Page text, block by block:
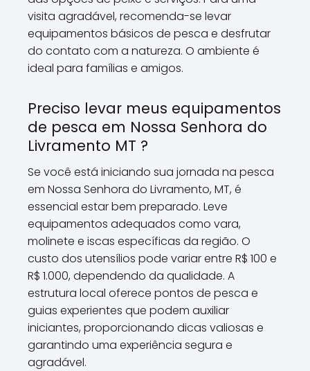
visita agradável, recomenda-se levar
equipamentos básicos de pesca e desfrutar
do contato com a natureza. O ambiente é
ideal para famílias e amigos.
Preciso levar meus equipamentos
de pesca em Nossa Senhora do
Livramento MT ?
Se você está iniciando sua jornada na pesca
em Nossa Senhora do Livramento, MT, é
essencial estar bem preparado. Leve
equipamentos adequados como vara,
molinete e iscas específicas da região. O
custo dos utensílios pode variar entre R$ 100 e
R$ 1.000, dependendo da qualidade. A
estrutura local oferece pontos de pesca e
guias experientes que podem auxiliar
iniciantes, proporcionando dicas valiosas e
garantindo uma experiência segura e
agradável.